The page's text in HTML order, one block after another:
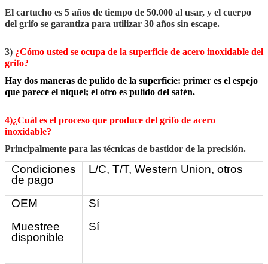
El cartucho es 5 años de tiempo de 50.000 al usar, y el cuerpo
del grifo se garantiza para utilizar 30 años sin escape.
3) ¿Cómo usted se ocupa de la superficie de acero inoxidable del
grifo?
Hay dos maneras de pulido de la superficie: primer es el espejo
que parece el níquel; el otro es pulido del satén.
4)¿Cuál es el proceso que produce del grifo de acero
inoxidable?
Principalmente para las técnicas de bastidor de la precisión.
Condiciones
de pago
L/C, T/T, Western Union, otros
OEM
Sí
Muestree
disponible
Sí